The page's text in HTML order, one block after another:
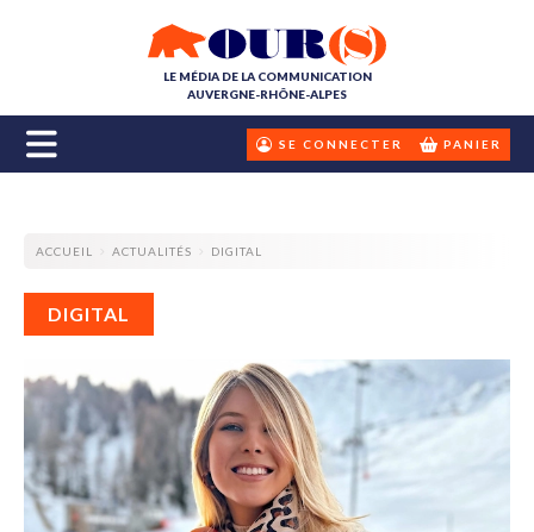
LE MÉDIA DE LA COMMUNICATION
AUVERGNE-RHÔNE-ALPES
SE CONNECTER PANIER
ACCUEIL ACTUALITÉS DIGITAL
DIGITAL